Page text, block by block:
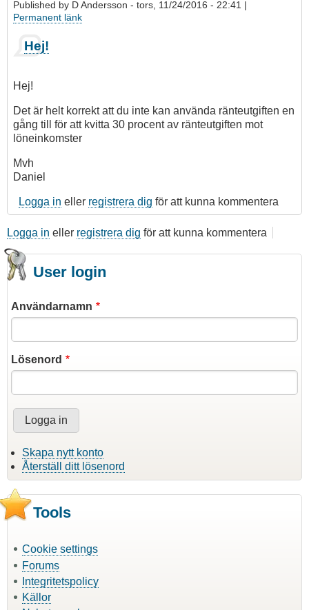
Published by D Andersson - tors, 11/24/2016 - 22:41 |
Permanent länk
Hej!
Hej!
Det är helt korrekt att du inte kan använda ränteutgiften en
gång till för att kvitta 30 procent av ränteutgiften mot
löneinkomster
Mvh
Daniel
Logga in eller registrera dig för att kunna kommentera
Logga in eller registrera dig för att kunna kommentera
User login
Användarnamn
Lösenord
Skapa nytt konto
Återställ ditt lösenord
Tools
Cookie settings
Forums
Integritetspolicy
Källor